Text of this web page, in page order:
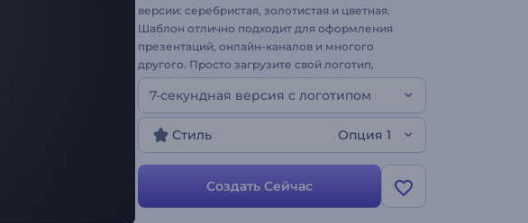
версии: серебристая, золотистая и цветная.
Шаблон отлично подходит для оформления
презентаций, онлайн-каналов и многого
другого. Просто загрузите свой логотип,
введите текст, и ваш ролик с анимацией будет
готов. Создайте эффектное видео сегодня!
7-секундная версия с логотипом
Стиль Опция 1
Создать Сейчас